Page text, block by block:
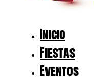
Inicio
Fiestas
Eventos